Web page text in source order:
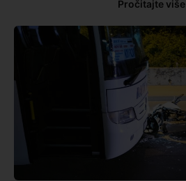
Pročitajte više